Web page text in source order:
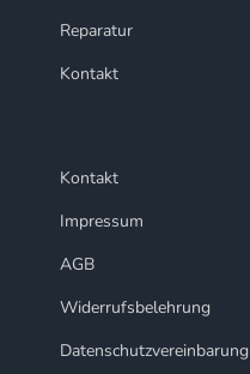
Reparatur
Kontakt
Kontakt
Impressum
AGB
Widerrufsbelehrung
Datenschutzvereinbarung